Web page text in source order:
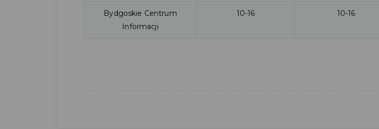
Bydgoskie Centrum
Informacji
10-16 10-16